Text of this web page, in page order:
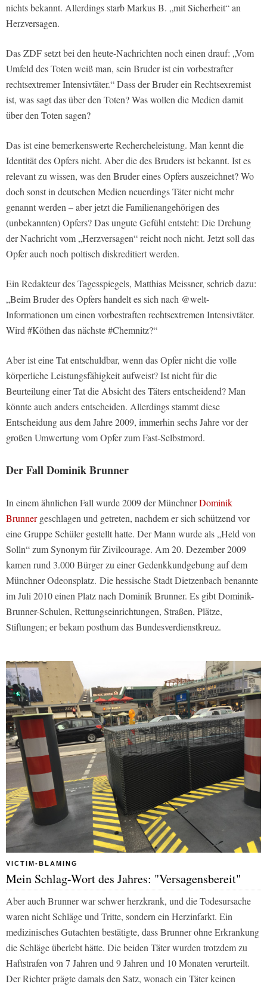
nichts bekannt. Allerdings starb Markus B. „mit Sicherheit“ an
Herzversagen.
Das ZDF setzt bei den heute-Nachrichten noch einen drauf: „Vom
Umfeld des Toten weiß man, sein Bruder ist ein vorbestrafter
rechtsextremer Intensivtäter.“ Dass der Bruder ein Rechtsexremist
ist, was sagt das über den Toten? Was wollen die Medien damit
über den Toten sagen?
Das ist eine bemerkenswerte Rechercheleistung. Man kennt die
Identität des Opfers nicht. Aber die des Bruders ist bekannt. Ist es
relevant zu wissen, was den Bruder eines Opfers auszeichnet? Wo
doch sonst in deutschen Medien neuerdings Täter nicht mehr
genannt werden – aber jetzt die Familienangehörigen des
(unbekannten) Opfers? Das ungute Gefühl entsteht: Die Drehung
der Nachricht vom „Herzversagen“ reicht noch nicht. Jetzt soll das
Opfer auch noch poltisch diskreditiert werden.
Ein Redakteur des Tagesspiegels, Matthias Meissner, schrieb dazu:
„Beim Bruder des Opfers handelt es sich nach @welt-
Informationen um einen vorbestraften rechtsextremen Intensivtäter.
Wird #Köthen das nächste #Chemnitz?“
Aber ist eine Tat entschuldbar, wenn das Opfer nicht die volle
körperliche Leistungsfähigkeit aufweist? Ist nicht für die
Beurteilung einer Tat die Absicht des Täters entscheidend? Man
könnte auch anders entscheiden. Allerdings stammt diese
Entscheidung aus dem Jahre 2009, immerhin sechs Jahre vor der
großen Umwertung vom Opfer zum Fast-Selbstmord.
Der Fall Dominik Brunner
In einem ähnlichen Fall wurde 2009 der MünchnerDominik
Brunnergeschlagen und getreten, nachdem er sich schützend vor
eine Gruppe Schüler gestellt hatte. Der Mann wurde als „Held von
Solln“ zum Synonym für Zivilcourage. Am 20. Dezember 2009
kamen rund 3.000 Bürger zu einer Gedenkkundgebung auf dem
Münchner Odeonsplatz. Die hessische Stadt Dietzenbach benannte
im Juli 2010 einen Platz nach Dominik Brunner. Es gibt Dominik-
Brunner-Schulen, Rettungseinrichtungen, Straßen, Plätze,
Stiftungen; er bekam posthum das Bundesverdienstkreuz.
VICTIM-BLAMING
Mein Schlag-Wort des Jahres: "Versagensbereit"
Aber auch Brunner war schwer herzkrank, und die Todesursache
waren nicht Schläge und Tritte, sondern ein Herzinfarkt. Ein
medizinisches Gutachten bestätigte, dass Brunner ohne Erkrankung
die Schläge überlebt hätte. Die beiden Täter wurden trotzdem zu
Haftstrafen von 7 Jahren und 9 Jahren und 10 Monaten verurteilt.
Der Richter prägte damals den Satz, wonach ein Täter keinen